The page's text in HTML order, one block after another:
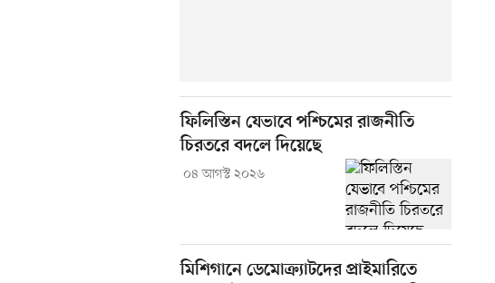
ফিলিস্তিন যেভাবে পশ্চিমের রাজনীতি
চিরতরে বদলে দিয়েছে
০৪ আগস্ট ২০২৬
মিশিগানে ডেমোক্র্যাটদের প্রাইমারিতে